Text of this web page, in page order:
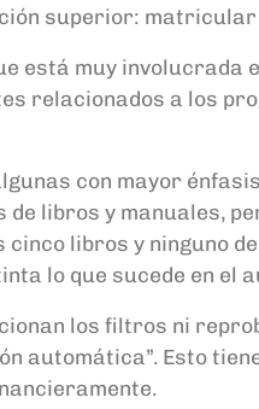
superior:
está muy
relacionados a los
con mayor
libros y manuales,
libros y ninguno
lo que sucede en el
los filtros ni
automática”. Esto